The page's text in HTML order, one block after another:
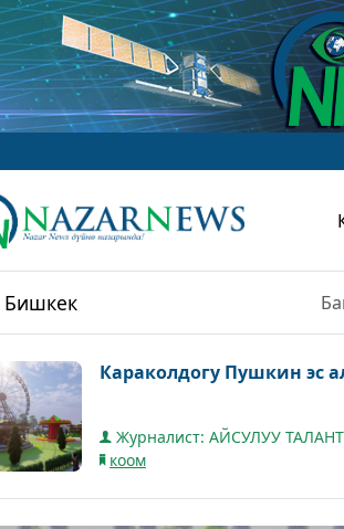
Бишкек
Караколдогу Пушкин эс
Журналист: АЙСУЛУУ ТАЛАНТ
коом